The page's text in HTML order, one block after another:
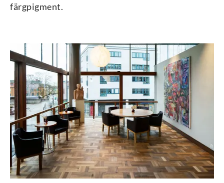
färgpigment.